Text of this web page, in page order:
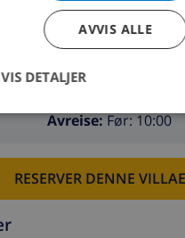
Avreise:Før: 10:00
RESERVER DENNE
AVVIS ALLE
VIS DETALJER